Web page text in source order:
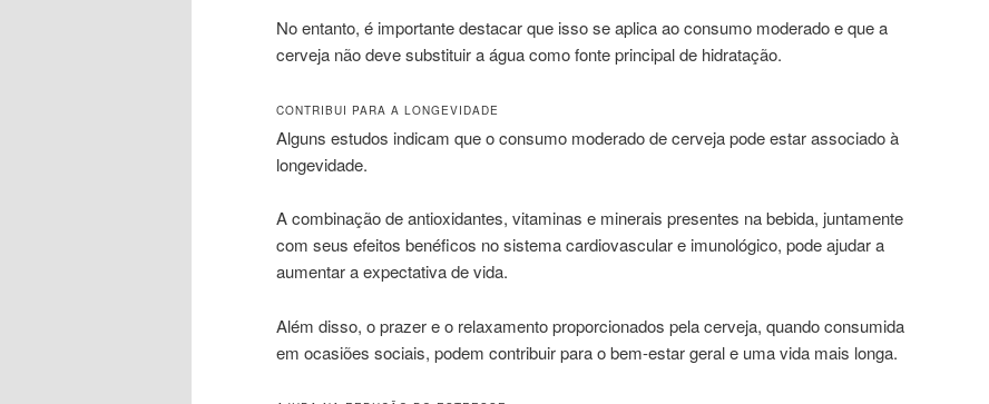
No entanto, é importante destacar que isso se aplica ao consumo moderado e que a
cerveja não deve substituir a água como fonte principal de hidratação.
CONTRIBUI PARA A LONGEVIDADE
Alguns estudos indicam que o consumo moderado de cerveja pode estar associado à
longevidade.
A combinação de antioxidantes, vitaminas e minerais presentes na bebida, juntamente
com seus efeitos benéficos no sistema cardiovascular e imunológico, pode ajudar a
aumentar a expectativa de vida.
Além disso, o prazer e o relaxamento proporcionados pela cerveja, quando consumida
em ocasiões sociais, podem contribuir para o bem-estar geral e uma vida mais longa.